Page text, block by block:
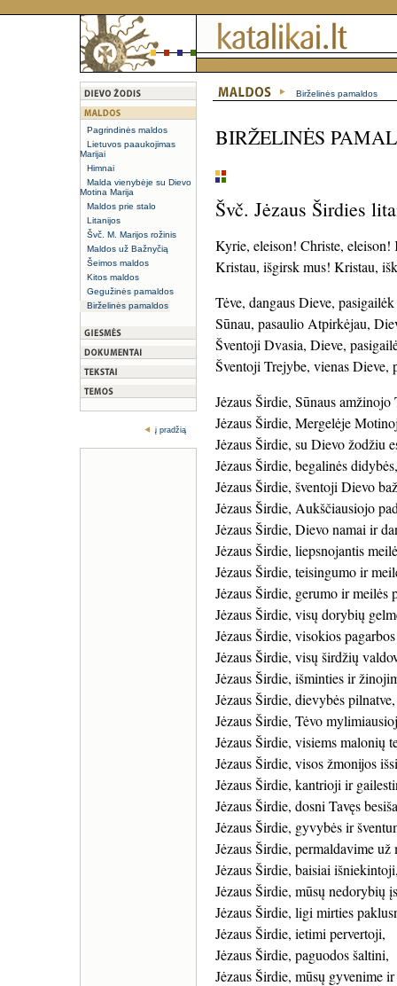
Pagrindinės maldos
Lietuvos paaukojimas
Marijai
Himnai
Malda vienybėje su Dievo
Motina Marija
Maldos prie stalo
Litanijos
Švč. M. Marijos rožinis
Maldos už Bažnyčią
Šeimos maldos
Kitos maldos
Gegužinės pamaldos
Birželinės pamaldos
į pradžią
Birželinės pamaldos
BIRŽELINĖS
Švč. Jėzaus Širdies
Kyrie, eleison! Christe, eleison!
Kristau, išgirsk mus! Kristau,
Tėve, dangaus Dieve,
Sūnau, pasaulio Atpirkėjau,
Šventoji Dvasia, Dieve,
Šventoji Trejybe, vienas Dieve,
Jėzaus Širdie, Sūnaus
Jėzaus Širdie, Mergelėje
Jėzaus Širdie, su Dievo žodžiu
Jėzaus Širdie, begalinės didybės,
Jėzaus Širdie, šventoji Dievo
Jėzaus Širdie, Aukščiausiojo
Jėzaus Širdie, Dievo namai ir
Jėzaus Širdie, liepsnojantis
Jėzaus Širdie, teisingumo ir
Jėzaus Širdie, gerumo ir meilės
Jėzaus Širdie, visų dorybių
Jėzaus Širdie, visokios
Jėzaus Širdie, visų širdžių
Jėzaus Širdie, išminties ir
Jėzaus Širdie, dievybės pilnatve,
Jėzaus Širdie, Tėvo
Jėzaus Širdie, visiems malonių
Jėzaus Širdie, visos žmonijos
Jėzaus Širdie, kantrioji ir
Jėzaus Širdie, dosni Tavęs
Jėzaus Širdie, gyvybės ir
Jėzaus Širdie, permaldavime už
Jėzaus Širdie, baisiai
Jėzaus Širdie, mūsų nedorybių
Jėzaus Širdie, ligi mirties
Jėzaus Širdie, ietimi pervertoji,
Jėzaus Širdie, paguodos šaltini,
Jėzaus Širdie, mūsų gyvenime